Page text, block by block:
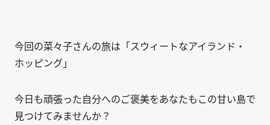
今回の菜々子さんの旅は「スウィートなアイランド・
ホッピング」
今日も頑張った自分へのご褒美をあなたもこの甘い島で
見つけてみませんか？